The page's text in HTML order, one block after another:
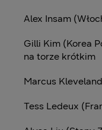
Alex Insam
Gilli Kim (Korea
na torze krótkim
Marcus
Tess Ledeux